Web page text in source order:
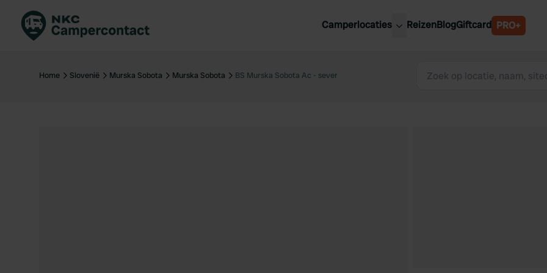
Camperlocaties
Nederland
Nederland
Luxemburg
ReizenBlogGiftcard PRO+
Home Slovenië Murska Sobota Murska Sobota BS Murska Sobota Ac - sever